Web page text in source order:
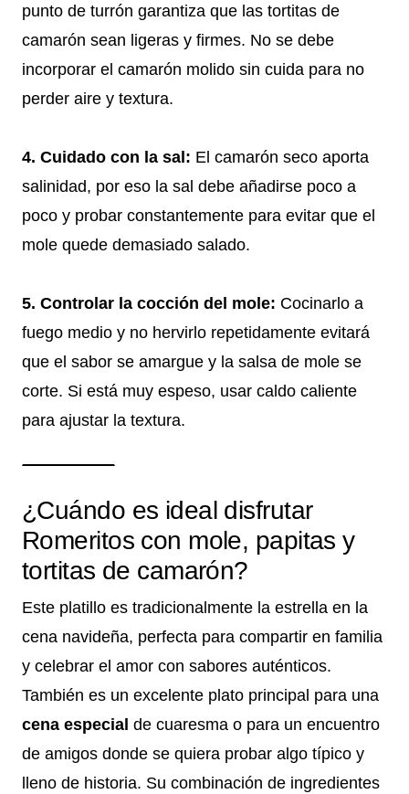
punto de turrón garantiza que las tortitas de
camarón sean ligeras y firmes. No se debe
incorporar el camarón molido sin cuida para no
perder aire y textura.
4. Cuidado con la sal: El camarón seco aporta
salinidad, por eso la sal debe añadirse poco a
poco y probar constantemente para evitar que el
mole quede demasiado salado.
5. Controlar la cocción del mole: Cocinarlo a
fuego medio y no hervirlo repetidamente evitará
que el sabor se amargue y la salsa de mole se
corte. Si está muy espeso, usar caldo caliente
para ajustar la textura.
¿Cuándo es ideal disfrutar
Romeritos con mole, papitas y
tortitas de camarón?
Este platillo es tradicionalmente la estrella en la
cena navideña, perfecta para compartir en familia
y celebrar el amor con sabores auténticos.
También es un excelente plato principal para una
cena especial de cuaresma o para un encuentro
de amigos donde se quiera probar algo típico y
lleno de historia. Su combinación de ingredientes